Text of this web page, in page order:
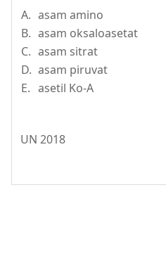
A. asam amino
B. asam oksaloasetat
C. asam sitrat
D. asam piruvat
E. asetil Ko-A
UN 2018